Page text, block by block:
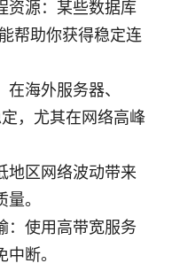
资源：某些数据库
帮助你获得稳定连
海外服务器、
，尤其在网络高峰
地区网络波动带来
。
：使用高带宽服务
断。